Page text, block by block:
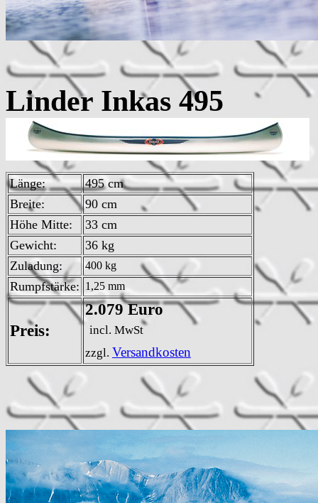
Linder
Länge:
495 cm
Breite:
90 cm
Höhe Mitte:
33 cm
Gewicht:
36 kg
Zuladung:
400 kg
Rumpfstärke: 1,25 mm
Preis:
2.079 Euro
incl. MwSt
zzgl. Versandkosten